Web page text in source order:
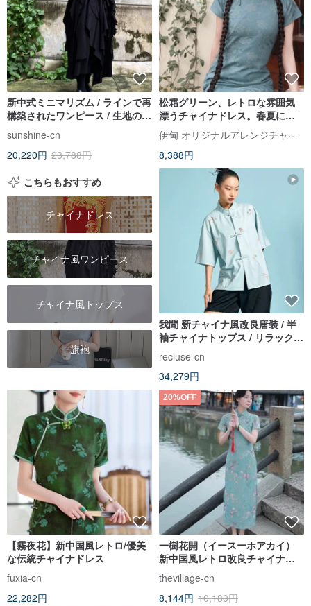
新中式ミニマリズム / ラインで再
構築されたワンピース / 生地のリ
メイク
sunshine-cn
20,220円 23,788円
松霜グリーン、レトロな雰囲気
漂うチャイナドレス。春夏にぴ
ったりの、ゆったりとしたシル
エットが美しい半袖ワンピー
ス。
伊甸 オリジナルアレンジチャイナドレス
8,388円
こちらもおすすめ
チャイナドレス
チャイナ風ワンピース
チャイナ風トップス
旗袍
我聞 新チャイナ風改良唐装 / 半
袖チャイナトップス / リラックス
フィット エレガントレディース
recluse-cn
34,279円
【霧夜花】新中国風レトロ/優美
な伝統チャイナドレス
fuxia-cn
22,282円
20%OFF
一樹花開（イースーホアカイ）
新中国風レトロ改良チャイナド
レスワンピース
thevillage-cn
8,144円 10,180円